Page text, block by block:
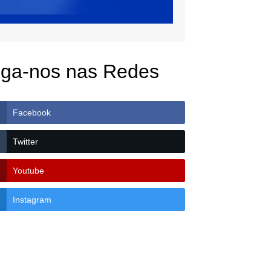
nos nas Redes
Facebook
Twitter
Youtube
Instagram